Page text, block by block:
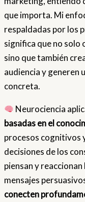
que importa. Mi
respaldadas por los
significa que no solo
sino que también
audiencia y generen
concreta.
Neurociencia
basadas en el
procesos cognitivos
decisiones de los
piensan y
mensajes
conecten